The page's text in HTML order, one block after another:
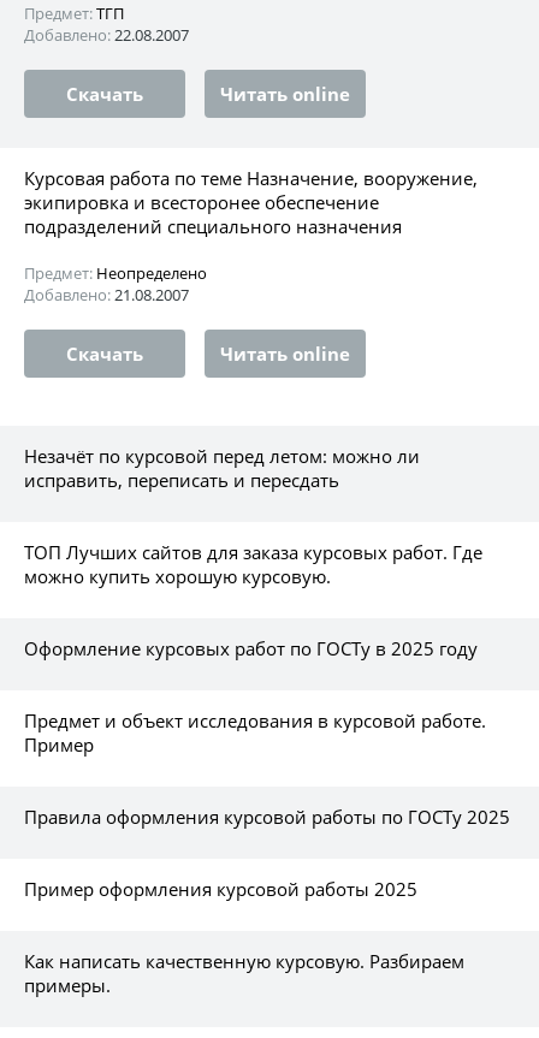
Предмет:ТГП
Добавлено:22.08.2007
Скачать Читать online
Курсовая работа по теме Назначение, вооружение,
экипировка и всесторонее обеспечение
подразделений специального назначения
Предмет: Неопределено
Добавлено:21.08.2007
Скачать Читать online
Незачёт по курсовой перед летом: можно ли
исправить, переписать и пересдать
ТОП Лучших сайтов для заказа курсовых работ. Где
можно купить хорошую курсовую.
Оформление курсовых работ по ГОСТу в 2025 году
Предмет и объект исследования в курсовой работе.
Пример
Правила оформления курсовой работы по ГОСТу 2025
Пример оформления курсовой работы 2025
Как написать качественную курсовую. Разбираем
примеры.